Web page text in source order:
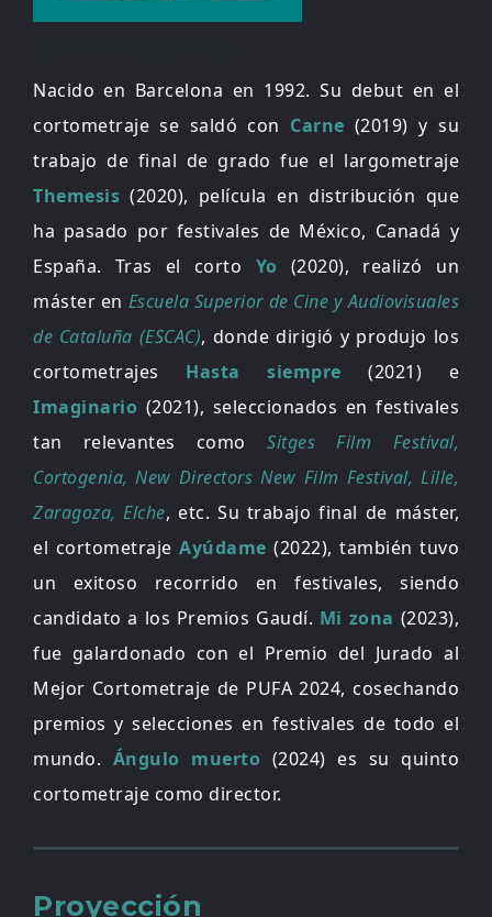
Nacido en Barcelona en 1992. Su debut en el
cortometraje se saldó con Carne (2019) y su
trabajo de final de grado fue el largometraje
Themesis (2020), película en distribución que
ha pasado por festivales de México, Canadá y
España. Tras el corto Yo (2020), realizó un
máster en Escuela Superior de Cine y Audiovisuales
de Cataluña (ESCAC), donde dirigió y produjo los
cortometrajes Hasta siempre (2021) e
Imaginario (2021), seleccionados en festivales
tan relevantes comoSitges Film Festival,
Cortogenia, New Directors New Film Festival, Lille,
Zaragoza, Elche, etc. Su trabajo final de máster,
el cortometraje Ayúdame (2022), también tuvo
un exitoso recorrido en festivales, siendo
candidato a los Premios Gaudí. Mi zona (2023),
fue galardonado con el Premio del Jurado al
Mejor Cortometraje de PUFA 2024, cosechando
premios y selecciones en festivales de todo el
mundo. Ángulo muerto (2024) es su quinto
cortometraje como director.
Proyección